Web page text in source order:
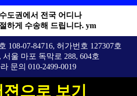
도권에서 전국 어디나
하게 수송해 드립니다. ym
108-07-84716, 허가번호 127307호
울 마포 독막로 288, 604호
문의 010-2499-0019
으로 보기